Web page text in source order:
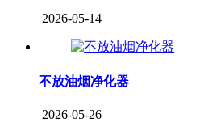
2026-05-14
不放油烟净化器
2026-05-26